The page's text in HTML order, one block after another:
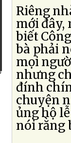
Riêng
mới đây,
biết
bà phải
mọi
nhưng
đính
chuyện
ủng hộ
nói rằng